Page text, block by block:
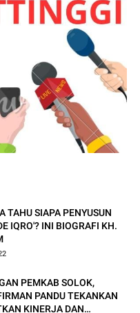
TAHU SIAPA PENYUSUN
IQRO'? INI BIOGRAFI KH.
PEMKAB SOLOK,
PANDU TEKANKAN
KINERJA DAN